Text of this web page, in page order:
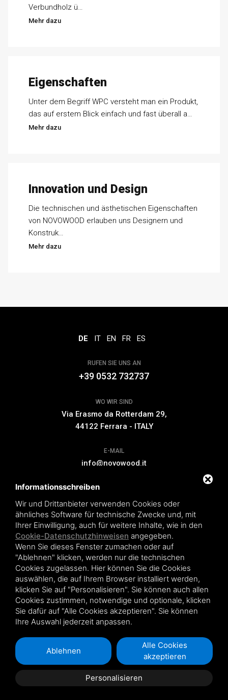
Verbundholz ü…
Mehr dazu
Eigenschaften
Unter dem Begriff WPC versteht man ein Produkt,
das auf erstem Blick einfach und fast überall a…
Mehr dazu
Innovation und Design
Die technischen und ästhetischen Eigenschaften
von NOVOWOOD erlauben uns Designern und
Konstruk…
Mehr dazu
DE IT EN FR ES
RUFEN SIE UNS AN
+39 0532 732737
WO WIR SIND
Via Erasmo da Rotterdam 29,
44122 Ferrara - ITALY
E-MAIL
info@novowood.it
VERLÄNGERUNG DER GARANTIE
Novowood by Iperwood srl - Società Benefit a socio unico p.iva.
01550900383
Condiciones de venta|Privacy policy| Sitemap
Informationsschreiben
Wir und Drittanbieter verwenden Cookies oder
ähnliches Software für technische Zwecke und, mit
Ihrer Einwilligung, auch für weitere Inhalte, wie in den
Cookie-Datenschutzhinweisen angegeben.
Wenn Sie dieses Fenster zumachen oder auf
"Ablehnen" klicken, werden nur die technischen
Cookies zugelassen. Hier können Sie die Cookies
auswählen, die auf Ihrem Browser installiert werden,
klicken Sie auf "Personalisieren". Sie können auch allen
Cookies zustimmen, notwendige und optionale, klicken
Sie dafür auf "Alle Cookies akzeptieren". Sie können
Ihre Auswahl jederzeit anpassen.
Personalisieren
Ablehnen
Alle Cookies
akzeptieren